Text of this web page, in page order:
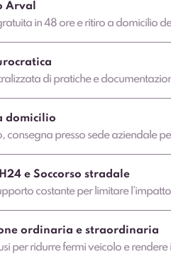
Arval
in 48 ore e ritiro a domicilio
di pratiche e
domicilio
consegna presso sede aziendale
e Soccorso stradale
costante per limitare
ordinaria e straordinaria
per ridurre fermi veicolo e